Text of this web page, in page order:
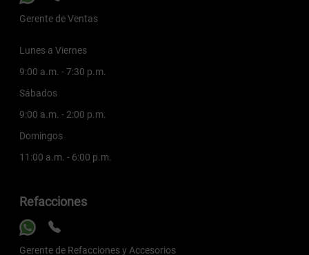
Gerente de Ventas
Lunes a Viernes
9:00 a.m. - 7:30 p.m.
Sábados
9:00 a.m. - 2:00 p.m.
Domingos
11:00 a.m. - 6:00 p.m.
Refacciones
Gerente de Refacciones y Accesorios